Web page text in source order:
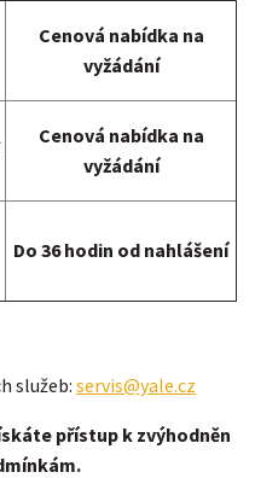
Cenová nabídka na
vyžádání
Cenová nabídka na
vyžádání
Do 36 hodin od nahlášení
služeb: servis@yale.cz
přístup k zvýhodněn